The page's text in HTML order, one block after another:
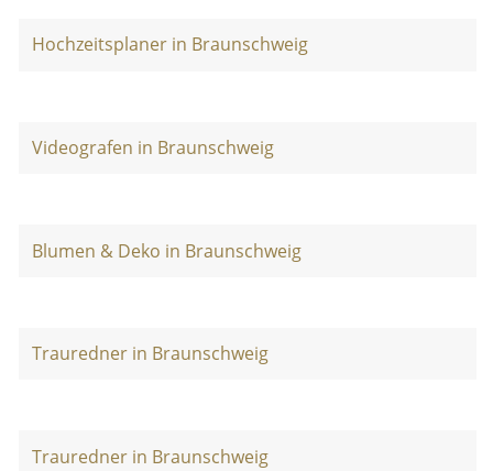
Hochzeitsplaner in Braunschweig
Videografen in Braunschweig
Blumen & Deko in Braunschweig
Trauredner in Braunschweig
Trauredner in Braunschweig